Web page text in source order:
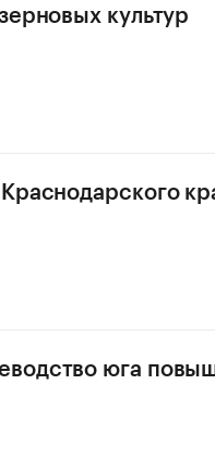
культур
юга